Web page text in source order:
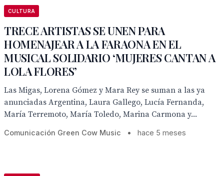
CULTURA
TRECE ARTISTAS SE UNEN PARA
HOMENAJEAR A LA FARAONA EN EL
MUSICAL SOLIDARIO ‘MUJERES CANTAN A
LOLA FLORES’
Las Migas, Lorena Gómez y Mara Rey se suman a las ya
anunciadas Argentina, Laura Gallego, Lucía Fernanda,
María Terremoto, María Toledo, Marina Carmona y...
Comunicación Green Cow Music • hace 5 meses